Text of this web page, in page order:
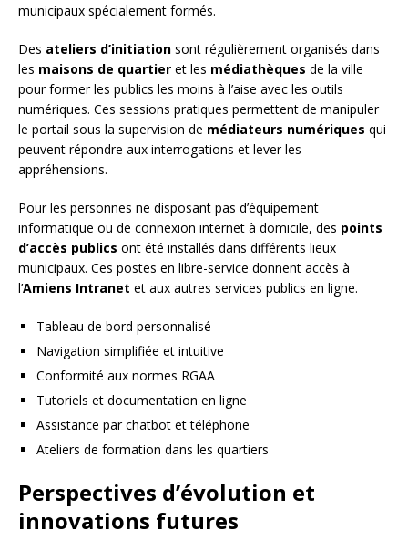
municipaux spécialement formés.
Des ateliers d’initiation sont régulièrement organisés dans
les maisons de quartier et les médiathèques de la ville
pour former les publics les moins à l’aise avec les outils
numériques. Ces sessions pratiques permettent de manipuler
le portail sous la supervision de médiateurs numériques qui
peuvent répondre aux interrogations et lever les
appréhensions.
Pour les personnes ne disposant pas d’équipement
informatique ou de connexion internet à domicile, des points
d’accès publics ont été installés dans différents lieux
municipaux. Ces postes en libre-service donnent accès à
l’Amiens Intranet et aux autres services publics en ligne.
Tableau de bord personnalisé
Navigation simplifiée et intuitive
Conformité aux normes RGAA
Tutoriels et documentation en ligne
Assistance par chatbot et téléphone
Ateliers de formation dans les quartiers
Perspectives d’évolution et
innovations futures